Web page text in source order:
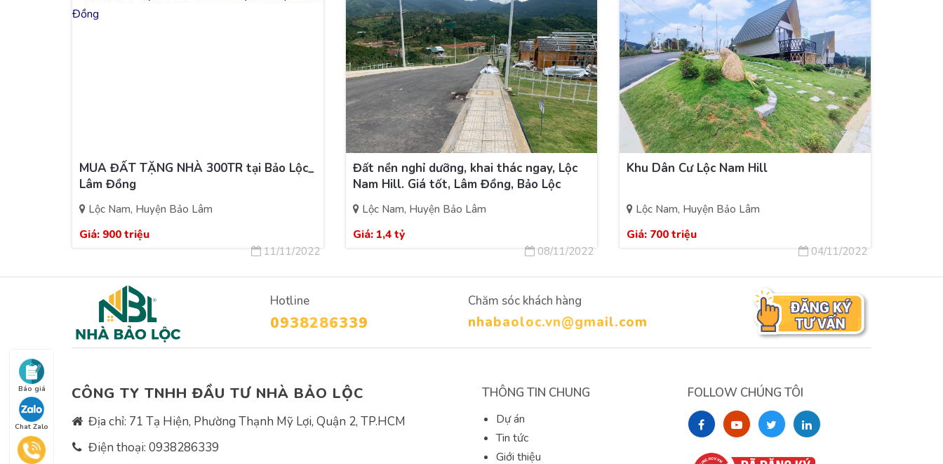
MUA ĐẤT TẶNG NHÀ 300TR tại Bảo Lộc_
Lâm Đồng
Lộc Nam, Huyện Bảo Lâm
Giá: 900 triệu
11/11/2022
Đất nền nghỉ dưỡng, khai thác ngay, Lộc
Nam Hill. Giá tốt, Lâm Đồng, Bảo Lộc
Lộc Nam, Huyện Bảo Lâm
Giá: 1,4 tỷ
08/11/2022
Khu Dân Cư Lộc Nam Hill
Lộc Nam, Huyện Bảo Lâm
Giá: 700 triệu
04/11/2022
Hotline
0938286339
Chăm sóc khách hàng
nhabaoloc.vn@gmail.com
CÔNG TY TNHH ĐẦU TƯ NHÀ BẢO LỘC
Địa chỉ: 71 Tạ Hiện, Phường Thạnh Mỹ Lợi, Quận 2, TP.HCM
Điện thoại: 0938286339
THÔNG TIN CHUNG
Dự án
Tin tức
Giới thiệu
FOLLOW CHÚNG TÔI
Báo giá
Chat Zalo